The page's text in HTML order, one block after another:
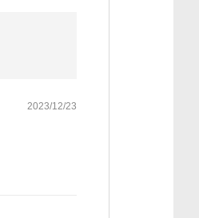
2023/12/23